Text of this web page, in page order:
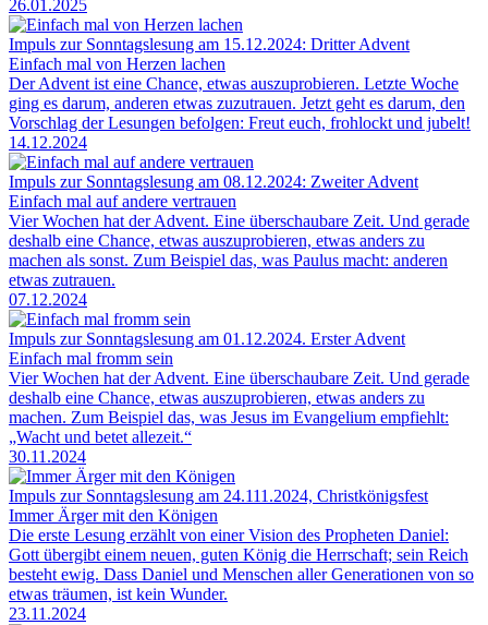
26.01.2025
Impuls zur Sonntagslesung am 15.12.2024: Dritter Advent
Einfach mal von Herzen lachen
Der Advent ist eine Chance, etwas auszuprobieren. Letzte Woche
ging es darum, anderen etwas zuzutrauen. Jetzt geht es darum, den
Vorschlag der Lesungen befolgen: Freut euch, frohlockt und jubelt!
14.12.2024
Impuls zur Sonntagslesung am 08.12.2024: Zweiter Advent
Einfach mal auf andere vertrauen
Vier Wochen hat der Advent. Eine überschaubare Zeit. Und gerade
deshalb eine Chance, etwas auszuprobieren, etwas anders zu
machen als sonst. Zum Beispiel das, was Paulus macht: anderen
etwas zutrauen.
07.12.2024
Impuls zur Sonntagslesung am 01.12.2024. Erster Advent
Einfach mal fromm sein
Vier Wochen hat der Advent. Eine überschaubare Zeit. Und gerade
deshalb eine Chance, etwas auszuprobieren, etwas anders zu
machen. Zum Beispiel das, was Jesus im Evangelium empfiehlt:
„Wacht und betet allezeit.“
30.11.2024
Impuls zur Sonntagslesung am 24.111.2024, Christkönigsfest
Immer Ärger mit den Königen
Die erste Lesung erzählt von einer Vision des Propheten Daniel:
Gott übergibt einem neuen, guten König die Herrschaft; sein Reich
besteht ewig. Dass Daniel und Menschen aller Generationen von so
etwas träumen, ist kein Wunder.
23.11.2024